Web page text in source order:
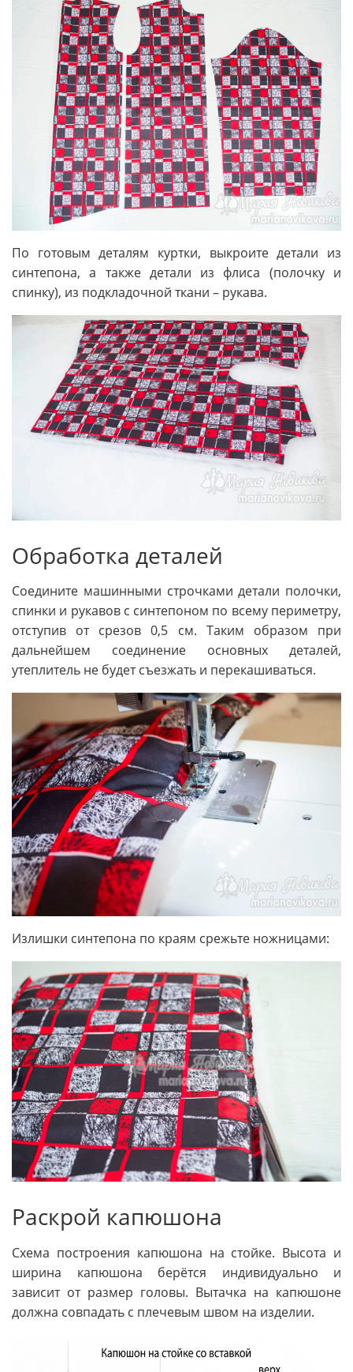
По готовым деталям куртки, выкроите детали из
синтепона, а также детали из флиса (полочку и
спинку), из подкладочной ткани – рукава.
Обработка деталей
Соедините машинными строчками детали полочки,
спинки и рукавов с синтепоном по всему периметру,
отступив от срезов 0,5 см. Таким образом при
дальнейшем соединение основных деталей,
утеплитель не будет съезжать и перекашиваться.
Излишки синтепона по краям срежьте ножницами:
Раскрой капюшона
Схема построения капюшона на стойке. Высота и
ширина капюшона берётся индивидуально и
зависит от размер головы. Вытачка на капюшоне
должна совпадать с плечевым швом на изделии.